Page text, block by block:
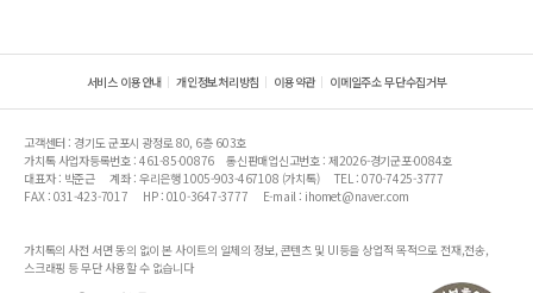
서비스 이용안내 개인정보처리방침 이용약관 이메일주소 무단수집거부
고객센터 : 경기도 군포시 광정로 80, 6층 603호
가치톡 사업자등록번호 : 461-85-00876
통신판매업신고번호 : 제2026-경기군포-0084호
대표자 : 박준근
계좌 : 우리은행 1005-903-467108 (가치톡)
TEL : 070-7425-3777
FAX : 031-423-7017
HP : 010-3647-3777 E-mail : ihomet@naver.com
가치톡의 사전 서면 동의 없이 본 사이트의 일체의 정보, 콘텐츠 및 UI등을 상업적 목적으로 전재,전송,
스크래핑 등 무단 사용할 수 없습니다